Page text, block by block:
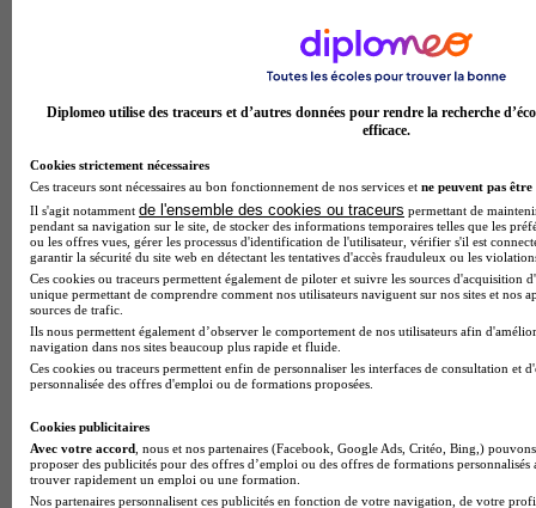
Fin du bac, phase principale Parcoursup bouclée : où en est
Bac pro 2026 : la carte des académies où l'on réussit le
Diplomeo utilise des traceurs et d’autres données pour rendre la recherche
efficace.
Cookies strictement nécessaires
Ces traceurs sont nécessaires au bon fonctionnement de nos services et ne peuvent pas être
Il s'agit notamment de l'ensemble des cookies ou traceurs permettant de
pendant sa navigation sur le site, de stocker des informations temporaires telles que les
ou les offres vues, gérer les processus d'identification de l'utilisateur, vérifier s'il est
garantir la sécurité du site web en détectant les tentatives d'accès frauduleux ou les
Ces cookies ou traceurs permettent également de piloter et suivre les sources d'acquisition
unique permettant de comprendre comment nos utilisateurs naviguent sur nos sites et nos
sources de trafic.
Ils nous permettent également d’observer le comportement de nos utilisateurs afin
navigation dans nos sites beaucoup plus rapide et fluide.
Ces cookies ou traceurs permettent enfin de personnaliser les interfaces de consultation et
personnalisée des offres d'emploi ou de formations proposées.
Cookies publicitaires
Avec votre accord , nous et nos partenaires (Facebook, Google Ads, Critéo, Bing,)
proposer des publicités pour des offres d’emploi ou des offres de formations
trouver rapidement un emploi ou une formation.
Nos partenaires personnalisent ces publicités en fonction de votre navigation, de votre